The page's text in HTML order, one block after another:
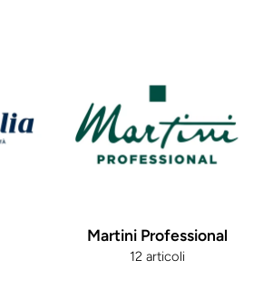
Martini Professional
12 articoli